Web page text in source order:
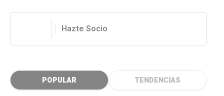
Hazte Socio
POPULAR TENDENCIAS